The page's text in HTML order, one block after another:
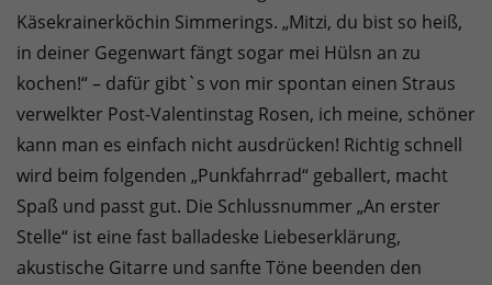
Käsekrainerköchin Simmerings. „Mitzi, du bist so heiß,
in deiner Gegenwart fängt sogar mei Hülsn an zu
kochen!“ – dafür gibt`s von mir spontan einen Straus
verwelkter Post-Valentinstag Rosen, ich meine, schöner
kann man es einfach nicht ausdrücken! Richtig schnell
wird beim folgenden „Punkfahrrad“ geballert, macht
Spaß und passt gut. Die Schlussnummer „An erster
Stelle“ ist eine fast balladeske Liebeserklärung,
akustische Gitarre und sanfte Töne beenden den